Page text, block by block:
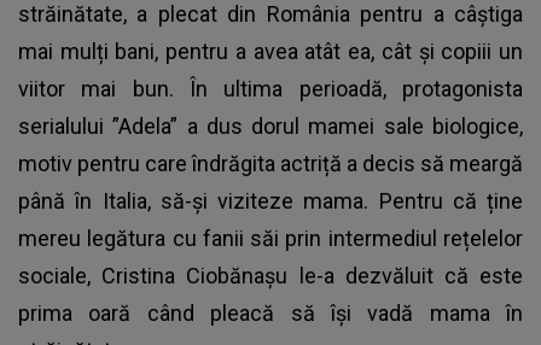
străinătate, a plecat din România pentru a câștiga
mai mulți bani, pentru a avea atât ea, cât și copiii un
viitor mai bun. În ultima perioadă, protagonista
serialului ”Adela” a dus dorul mamei sale biologice,
motiv pentru care îndrăgita actriță a decis să meargă
până în Italia, să-și viziteze mama. Pentru că ține
mereu legătura cu fanii săi prin intermediul rețelelor
sociale, Cristina Ciobănașu le-a dezvăluit că este
prima oară când pleacă să își vadă mama în